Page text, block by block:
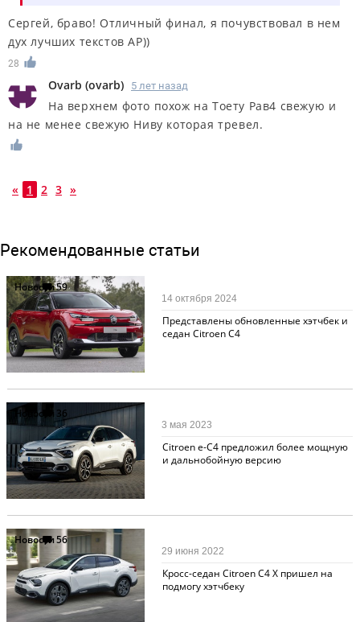
Сергей, браво! Отличный финал, я почувствовал в нем
дух лучших текстов АР))
28
Ovarb (ovarb) 5 лет назад
На верхнем фото похож на Тоету Рав4 свежую и
на не менее свежую Ниву которая тревел.
« 1 2 3 »
Рекомендованные статьи
Новости59
Представлены обновленные хэтчбек и
седан Citroen C4
14 октября 2024
Новости 36
Citroen e-C4 предложил более мощную
и дальнобойную версию
3 мая 2023
Новости56
Кросс-седан Citroen C4 X пришел на
подмогу хэтчбеку
29 июня 2022